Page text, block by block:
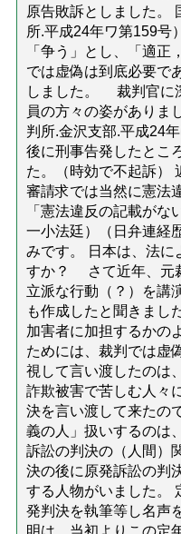
原告敗訴としました。
所.平成24年ワ第159
「争う」とし、「適正
では虚偽は到底必要で
しました。 裁判官に
員の方々の姿があり
判所.金沢支部.平成24
後に刑事告発したとこ
た。（時効で不起訴）
審請求では当然に憲法
「憲法違反の記載が
一小法廷）（日弁連経
みです。 日本は、法に
すか？ さて近年、元
立派な行動（？）を講
も作成したと聞きま
加害者に加担するかの
ためには、裁判では虚
視して言い渡したのは
詐欺被害で苦しむ人々
決を言い渡して来た
義の人」扱いするのは
訴訟の判決の（人間）
決の後に原発訴訟の判
する人物がいました。
発判決を執筆等し名声
明は、当初よりこの定